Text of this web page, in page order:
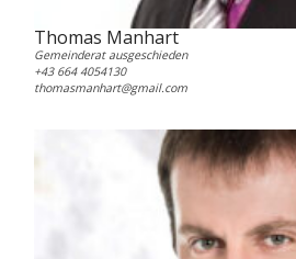
Thomas Manhart
Gemeinderat ausgeschieden
+43 664 4054130
thomasmanhart@gmail.com